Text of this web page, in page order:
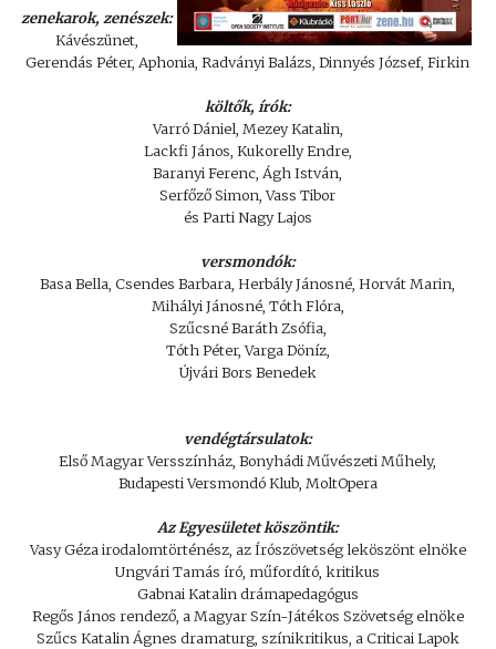
zenekarok, zenészek:
Kávészünet,
Gerendás Péter, Aphonia, Radványi Balázs, Dinnyés József, Firkin
költők, írók:
Varró Dániel, Mezey Katalin,
Lackfi János, Kukorelly Endre,
Baranyi Ferenc, Ágh István,
Serfőző Simon, Vass Tibor
és Parti Nagy Lajos
versmondók:
Basa Bella, Csendes Barbara, Herbály Jánosné, Horvát Marin,
Mihályi Jánosné, Tóth Flóra,
Szűcsné Baráth Zsófia,
Tóth Péter, Varga Döníz,
Újvári Bors Benedek
vendégtársulatok:
Első Magyar Versszínház, Bonyhádi Művészeti Műhely,
Budapesti Versmondó Klub, MoltOpera
Az Egyesületet köszöntik:
Vasy Géza irodalomtörténész, az Írószövetség leköszönt elnöke
Ungvári Tamás író, műfordító, kritikus
Gabnai Katalin drámapedagógus
Regős János rendező, a Magyar Szín-Játékos Szövetség elnöke
Szűcs Katalin Ágnes dramaturg, színikritikus, a Criticai Lapok